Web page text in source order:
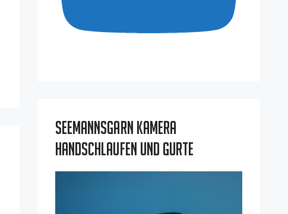
Seemannsgarn Kamera
Handschlaufen und Gurte